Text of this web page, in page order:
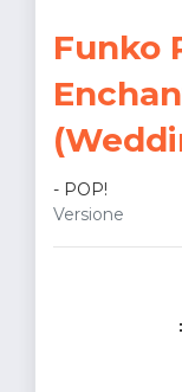
Funko
- POP!
Versione